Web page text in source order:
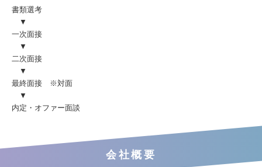
書類選考
▼
一次面接
▼
二次面接
▼
最終面接 ※対面
▼
内定・オファー面談
会社概要